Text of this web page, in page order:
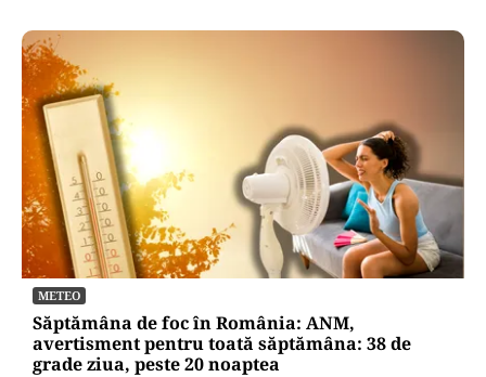
METEO
Săptămâna de foc în România: ANM,
avertisment pentru toată săptămâna: 38 de
grade ziua, peste 20 noaptea